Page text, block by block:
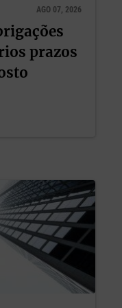
AGO 07, 2026
prazos